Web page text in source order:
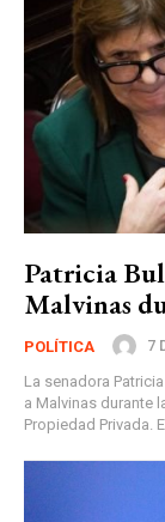
Patricia
Malvinas
POLÍTICA
7
La senadora
a Malvinas durante
Propiedad Privada.